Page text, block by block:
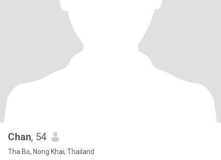
Chan, 54
Tha Bo, Nong Khai, Thailand